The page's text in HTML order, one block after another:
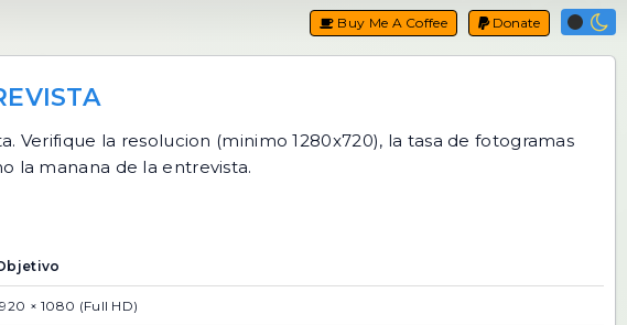
Donate
Buy Me A Coffee
Verifique la resolucion (minimo 1280x720), la tasa de fotogramas
la manana de la entrevista.
× 1080 (Full HD)